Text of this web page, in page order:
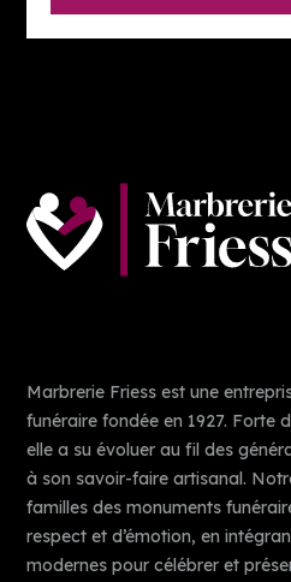
Marbrerie Friess est une
funéraire fondée en 1927. Forte
elle a su évoluer au fil des
à son savoir-faire artisanal.
familles des monuments
respect et d’émotion, en
modernes pour célébrer et